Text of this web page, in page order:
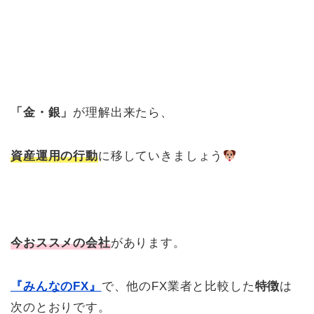
「金・銀」 が理解出来たら、
資産運用の行動に移していきましょう
今おススメの会社があります。
『みんなのFX』 で、他のFX業者と比較した特徴は
次のとおりです。